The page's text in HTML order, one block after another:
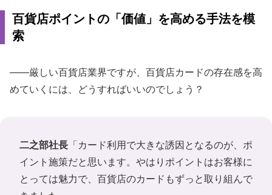
百貨店ポイントの「価値」を高める手法を模
索
――厳しい百貨店業界ですが、百貨店カードの存在感を高
めていくには、どうすればいいのでしょう？
二之部社長 「カード利用で大きな誘因となるのが、ポ
イント施策だと思います。やはりポイントはお客様に
とっては魅力で、百貨店のカードもずっと取り組んで